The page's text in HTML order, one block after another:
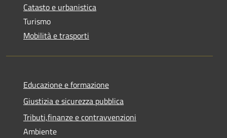
Catasto e urbanistica
Turismo
Mobilità e trasporti
Educazione e formazione
Giustizia e sicurezza pubblica
Tributi,finanze e contravvenzioni
Ambiente